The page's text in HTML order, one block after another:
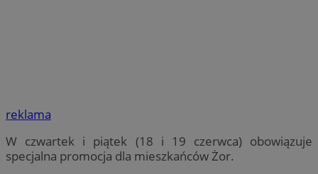
reklama
W czwartek i piątek (18 i 19 czerwca) obowiązuje
specjalna promocja dla mieszkańców Żor.